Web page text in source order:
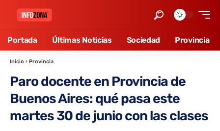
Portada Últimas Noticias Sociedad Provincia
Inicio › Provincia
Paro docente en Provincia de
Buenos Aires: qué pasa este
martes 30 de junio con las clases